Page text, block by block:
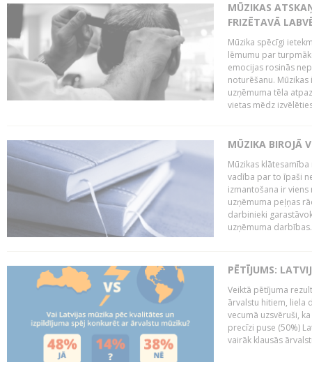
MŪZIKAS
FRIZĒTAVĀ
Mūzika spēcīgi
lēmumu par
emocijas rosinās
noturēšanu.
uzņēmuma tēla
vietas mēdz
MŪZIKA BIROJĀ
Mūzikas
vadība par to īpaši
izmantošana ir
uzņēmuma peļņas
darbinieki
uzņēmuma
PĒTĪJUMS:
Veiktā pētījuma
ārvalstu hitiem, liela
vecumā uzsvēruši,
precīzi puse (50%)
vairāk klausās